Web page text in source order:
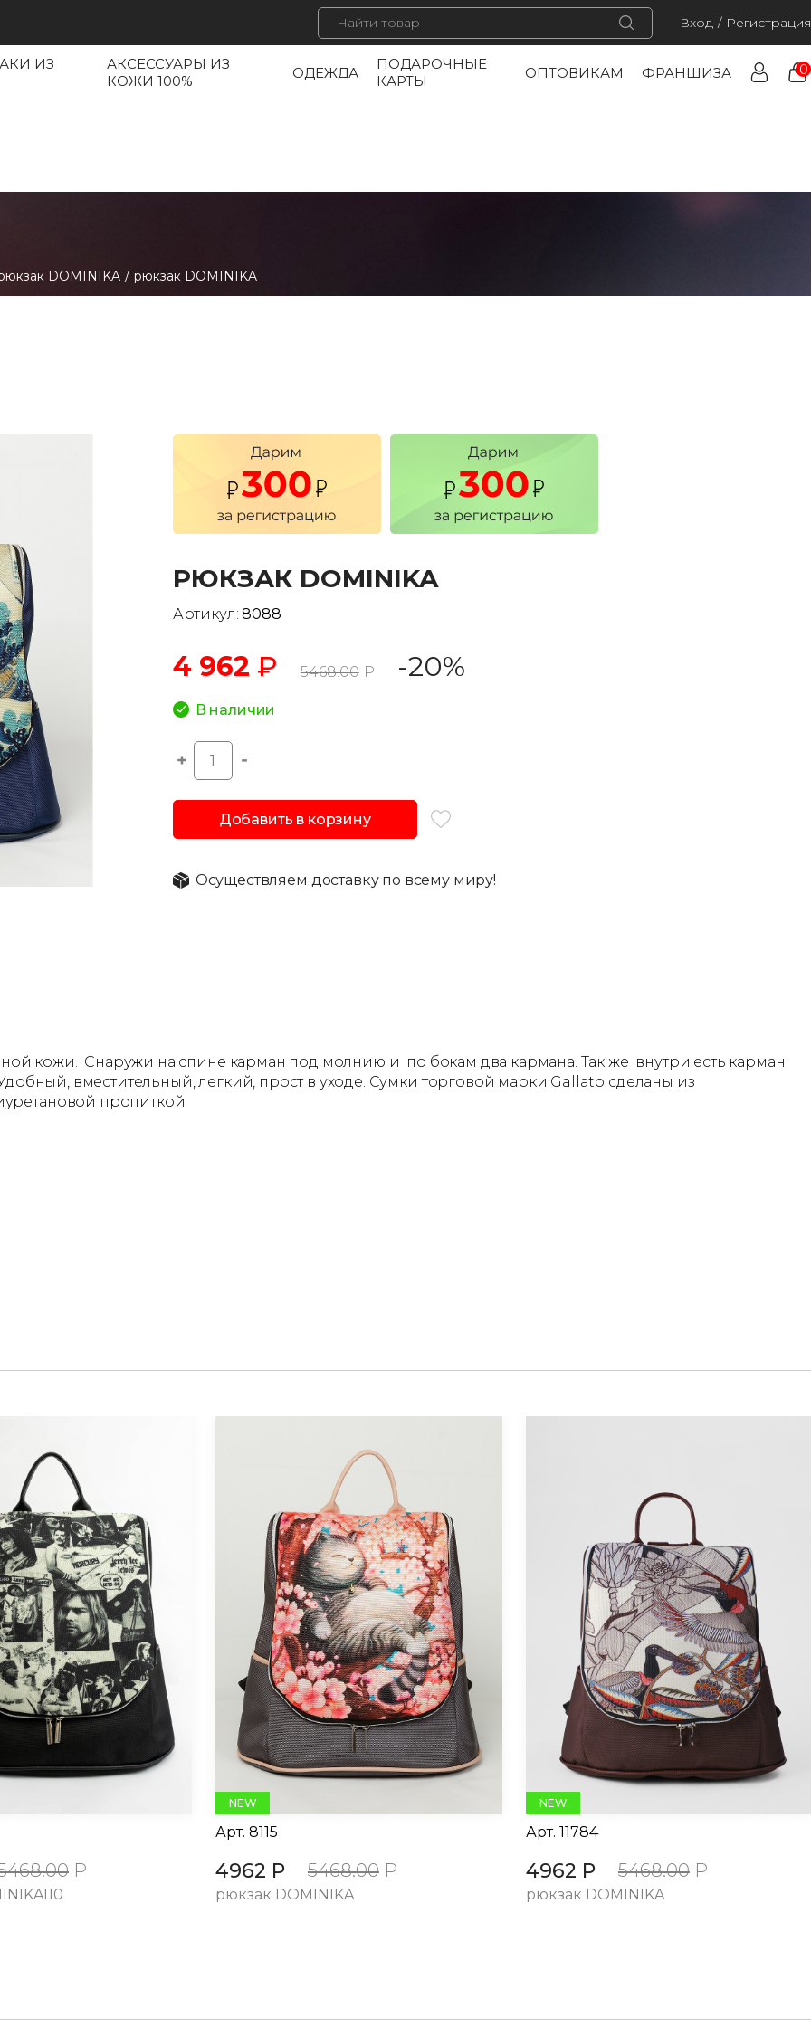
Вход / Регистрация
ИЗ
АКСЕССУАРЫ ИЗ
КОЖИ 100%
ОДЕЖДА
ПОДАРОЧНЫЕ
КАРТЫ
ОПТОВИКАМ ФРАНШИЗА 0
DOMINIKA / рюкзак DOMINIKA
РЮКЗАК DOMINIKA
Артикул: 8088
4 962 ₽ 5468.00 Р -20%
В наличии
Добавить в корзину
Осуществляем доставку по всему миру!
кожи. Снаружи на спине карман под молнию и по бокам два кармана. Так же внутри есть карман
вместительный, легкий, прост в уходе. Сумки торговой марки Gallato сделаны из
пропиткой.
Р
NEW
Арт. 8115
4962 Р 5468.00 Р
рюкзак DOMINIKA
NEW
Арт. 11784
4962 Р 5468.00 Р
рюкзак DOMINIKA